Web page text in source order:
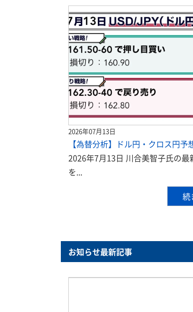
2026年07月13日
【為替分析】ドル円・クロス円予
2026年7月13日 川合美智子氏の最
を...
続
お知らせ最新記事